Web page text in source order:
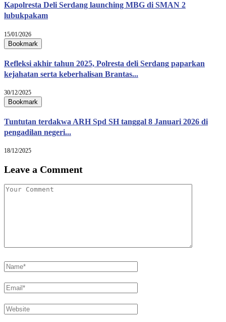
Kapolresta Deli Serdang launching MBG di SMAN 2
lubukpakam
15/01/2026
Bookmark
Refleksi akhir tahun 2025, Polresta deli Serdang paparkan
kejahatan serta keberhalisan Brantas...
30/12/2025
Bookmark
Tuntutan terdakwa ARH Spd SH tanggal 8 Januari 2026 di
pengadilan negeri...
18/12/2025
Leave a Comment